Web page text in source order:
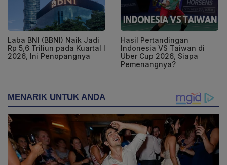
Laba BNI (BBNI) Naik Jadi
Rp 5,6 Triliun pada Kuartal I
2026, Ini Penopangnya
Hasil Pertandingan
Indonesia VS Taiwan di
Uber Cup 2026, Siapa
Pemenangnya?